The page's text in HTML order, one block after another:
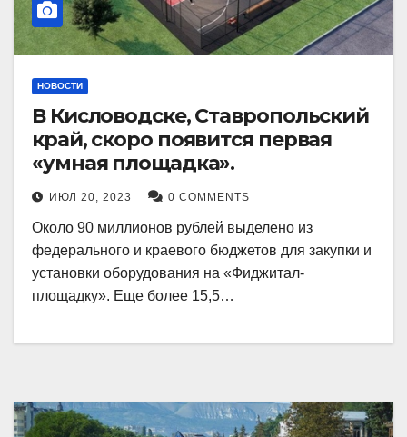
НОВОСТИ
В Кисловодске, Ставропольский
край, скоро появится первая
«умная площадка».
ИЮЛ 20, 2023 0 COMMENTS
Около 90 миллионов рублей выделено из
федерального и краевого бюджетов для закупки и
установки оборудования на «Фиджитал-
площадку». Еще более 15,5…